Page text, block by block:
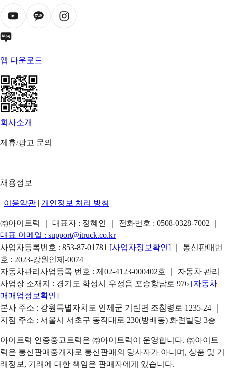
앱 다운로드
회사소개 |
제휴/광고 문의
|
채용정보
| 이용약관 | 개인정보 처리 방침
㈜아이트럭 ｜ 대표자 : 정혜인 ｜ 전화번호 : 0508-0328-7002
대표 이메일 : support@itruck.co.kr
사업자등록번호 : 853-87-01781 [사업자정보확인]
｜ 통신판매번
호 : 2023-강원인제-0074
자동차관리사업등록 번호 : 제02-4123-000402호 ｜ 자동차 관리
사업장 소재지 : 경기도 화성시 우정읍 포승항남로 976 [자동차
매매업정보확인]
본사 주소 : 강원특별자치도 인제군 기린면 조침령로 1235-24 ｜
지점 주소 : 서울시 서초구 동작대로 230(방배동) 화련빌딩 3층
아이트럭 인증중고트럭은 ㈜아이트럭이 운영합니다. ㈜아이트
럭은 통신판매중개자로 통신판매의 당사자가 아니며, 상품 및 거
래정보, 거래에 대한 책임은 판매자에게 있습니다.